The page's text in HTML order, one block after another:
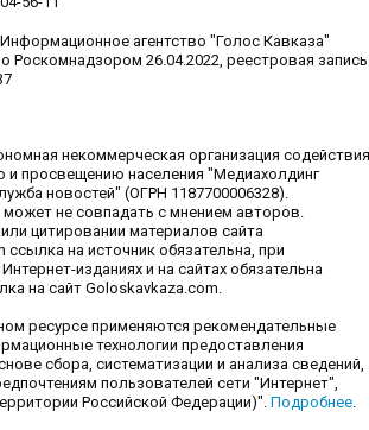
агентство "Голос Кавказа"
Роскомнадзором 26.04.2022, реестровая запись
некоммерческая организация содействия
просвещению населения "Медиахолдинг
новостей" (ОГРН 1187700006328).
не совпадать с мнением авторов.
цитировании материалов сайта
ссылка на источник обязательна, при
изданиях и на сайтах обязательна
на сайт Goloskavkaza.com.
ресурсе применяются рекомендательные
технологии предоставления
сбора, систематизации и анализа сведений,
пользователей сети "Интернет",
Российской Федерации)". Подробнее